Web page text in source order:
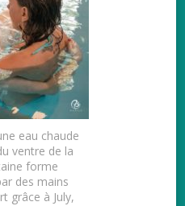
espace en
l’immersion
douceur d’une
July pour ce
Nacima